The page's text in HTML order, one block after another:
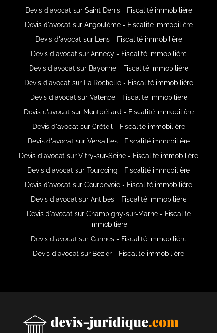
Devis d'avocat sur Saint Denis - Fiscalité immobilière
Devis d'avocat sur Angoulême - Fiscalité immobilière
Devis d'avocat sur Lens - Fiscalité immobilière
Devis d'avocat sur Annecy - Fiscalité immobilière
Devis d'avocat sur Bayonne - Fiscalité immobilière
Devis d'avocat sur La Rochelle - Fiscalité immobilière
Devis d'avocat sur Valence - Fiscalité immobilière
Devis d'avocat sur Montbéliard - Fiscalité immobilière
Devis d'avocat sur Créteil - Fiscalité immobilière
Devis d'avocat sur Versailles - Fiscalité immobilière
Devis d'avocat sur Vitry-sur-Seine - Fiscalité immobilière
Devis d'avocat sur Tourcoing - Fiscalité immobilière
Devis d'avocat sur Courbevoie - Fiscalité immobilière
Devis d'avocat sur Antibes - Fiscalité immobilière
Devis d'avocat sur Champigny-sur-Marne - Fiscalité
immobilière
Devis d'avocat sur Cannes - Fiscalité immobilière
Devis d'avocat sur Bézier - Fiscalité immobilière